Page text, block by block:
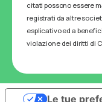
citati possono essere
registrati da altre
esplicativo ed a
violazione dei diritti di
Le tue